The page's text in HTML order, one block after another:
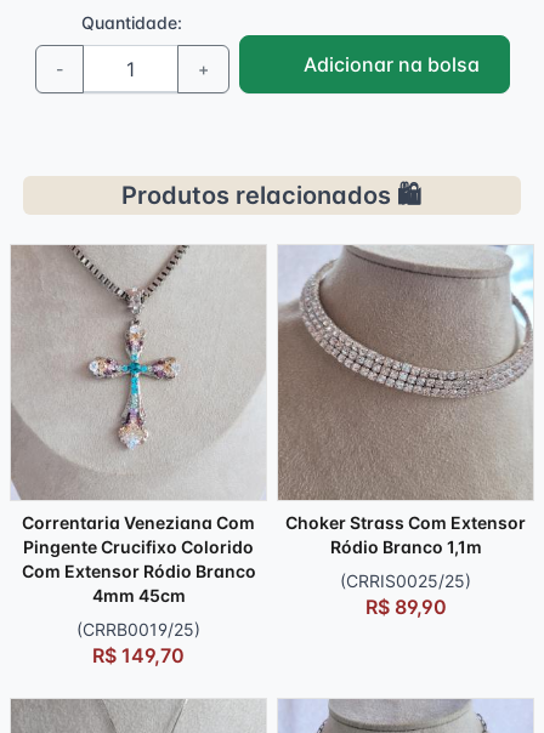
Quantidade:
- + Adicionar na bolsa
Produtos relacionados 🛍️
Correntaria Veneziana Com
Pingente Crucifixo Colorido
Com Extensor Ródio Branco
4mm 45cm
(CRRB0019/25)
R$ 149,70
Choker Strass Com Extensor
Ródio Branco 1,1m
(CRRIS0025/25)
R$ 89,90